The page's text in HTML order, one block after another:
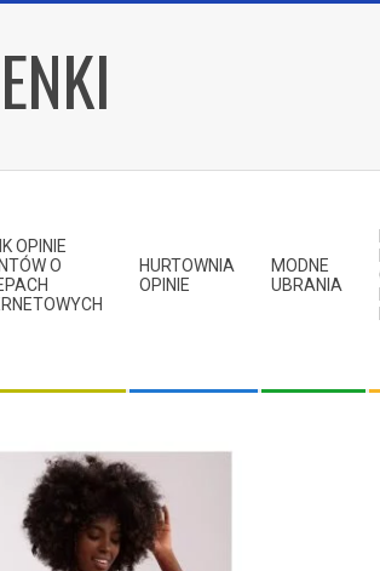
OPINIE
O
HURTOWNIA
OPINIE
MODNE
UBRANIA